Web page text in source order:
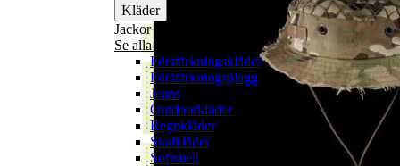
Kläder
Jackor & Byxor
Se alla jackor & byxor
Förstärkningskläder
Förstärkningsplagg
Jeans
Outdoorkläder
Regnkläder
Skalkläder
Softshell